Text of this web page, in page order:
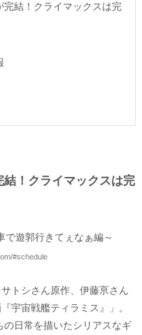
結！クライマックスは完
！クライマックスは完
#schedule
トシさん原作、伊藤亰さん
宇宙戦艦ティラミス』」。
日常を描いたシリアスなギ